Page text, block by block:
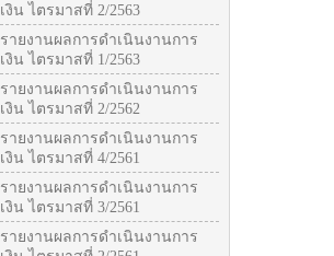
เงิน ไตรมาสที่ 2/2563
รายงานผลการดำเนินงานการ
เงิน ไตรมาสที่ 1/2563
รายงานผลการดำเนินงานการ
เงิน ไตรมาสที่ 2/2562
รายงานผลการดำเนินงานการ
เงิน ไตรมาสที่ 4/2561
รายงานผลการดำเนินงานการ
เงิน ไตรมาสที่ 3/2561
รายงานผลการดำเนินงานการ